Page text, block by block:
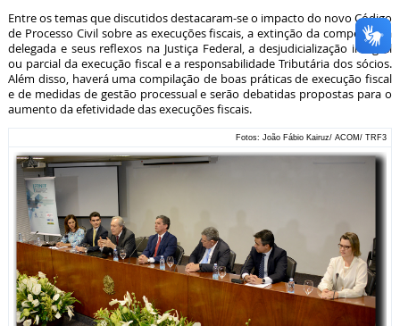
Entre os temas que discutidos destacaram-se o impacto do novo Código
de Processo Civil sobre as execuções fiscais, a extinção da competência
delegada e seus reflexos na Justiça Federal, a desjudicialização integral
ou parcial da execução fiscal e a responsabilidade Tributária dos sócios.
Além disso, haverá uma compilação de boas práticas de execução fiscal
e de medidas de gestão processual e serão debatidas propostas para o
aumento da efetividade das execuções fiscais.
Fotos: João Fábio Kairuz/ ACOM/ TRF3